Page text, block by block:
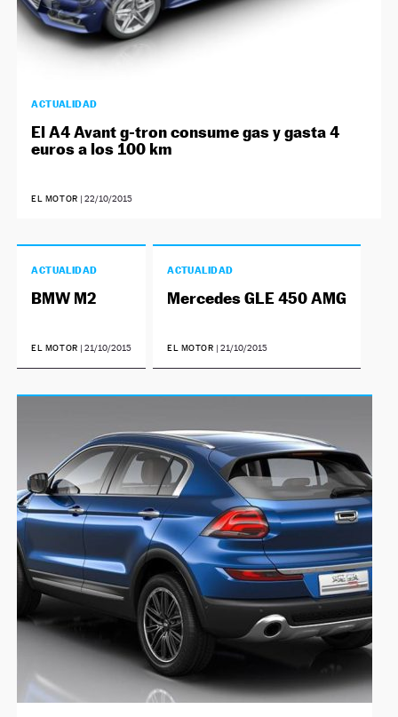
ACTUALIDAD
El A4 Avant g-tron consume gas y gasta 4
euros a los 100 km
EL MOTOR | 22/10/2015
ACTUALIDAD
BMW M2
EL MOTOR | 21/10/2015
ACTUALIDAD
Mercedes GLE 450 AMG
EL MOTOR | 21/10/2015